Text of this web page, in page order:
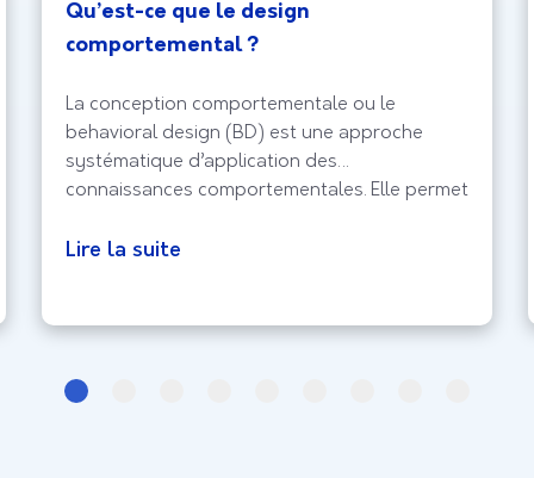
Qu’est-ce que le design
comportemental ?
La conception comportementale ou le
behavioral design (BD) est une approche
systématique d’application des
connaissances comportementales. Elle permet
centrée sur le comportement humain. Les
analyser le comportement des internautes et
Le design comportemental,
Lire la suite